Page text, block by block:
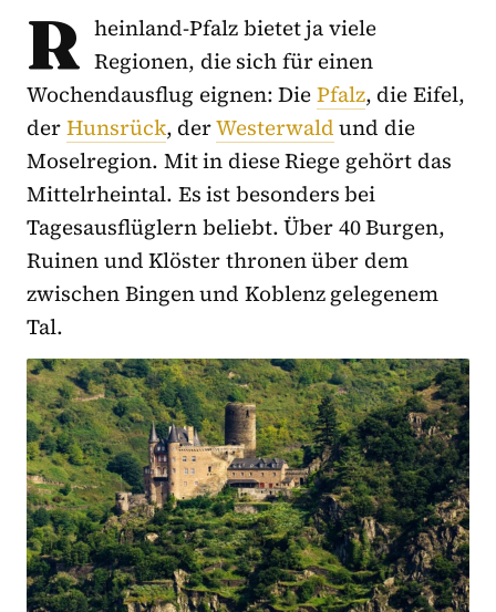
R heinland-Pfalz bietet ja viele
Regionen, die sich für einen
Wochendausflug eignen: DiePfalz, die Eifel,
derHunsrück, derWesterwaldund die
Moselregion. Mit in diese Riege gehört das
Mittelrheintal. Es ist besonders bei
Tagesausflüglern beliebt. Über 40 Burgen,
Ruinen und Klöster thronen über dem
zwischen Bingen und Koblenz gelegenem
Tal.